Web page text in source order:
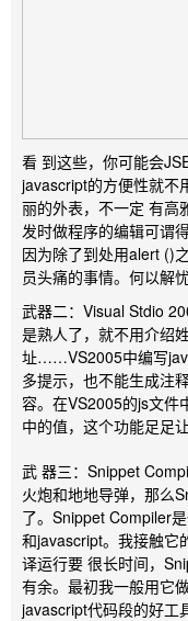
看 到这些，你可能会
javascript的方便性就不
丽的外表，不一定 有高
发时做程序的编辑可谓
因为除了到处用alert ()
员头痛的事情。何以解
武器二：Visual Stdio
是熟人了，就不用介绍
址……VS2005中编写
多提示，也不能生成注
容。在VS2005的js文件
中的值，这个功能足足
武 器三：Snippet
火炮和地地导弹，那么
了。Snippet Compiler
和javascript。我接触它
译运行要 很长时间，
有余。最初我一般用它
javascript代码段的好工